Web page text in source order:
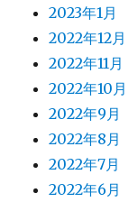
2023年1月
2022年12月
2022年11月
2022年10月
2022年9月
2022年8月
2022年7月
2022年6月